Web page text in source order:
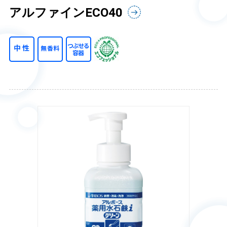
アルファインECO40